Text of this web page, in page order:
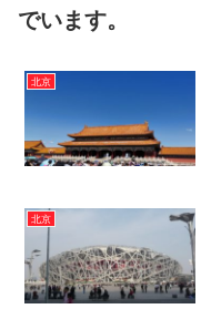
でいます。
北京
北京